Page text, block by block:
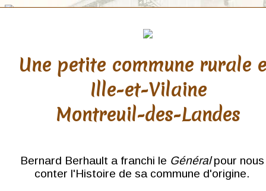
Lac Blanc
Odern
Une petite commune rurale
Ille-et-Vilaine
Montreuil-des-Landes
Bernard Berhault a franchi le Généralpour nous
conter l'Histoire de sa commune d'origine.